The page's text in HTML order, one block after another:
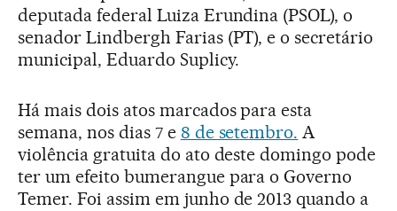
deputada federal Luiza Erundina (PSOL), o
senador Lindbergh Farias (PT), e o secretário
municipal, Eduardo Suplicy.
Há mais dois atos marcados para esta
semana, nos dias 7 e 8 de setembro. A
violência gratuita do ato deste domingo pode
ter um efeito bumerangue para o Governo
Temer. Foi assim em junho de 2013 quando a